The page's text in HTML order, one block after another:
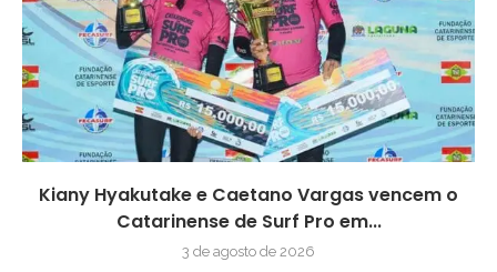
Kiany Hyakutake e Caetano Vargas vencem o
Catarinense de Surf Pro em...
3 de agosto de 2026